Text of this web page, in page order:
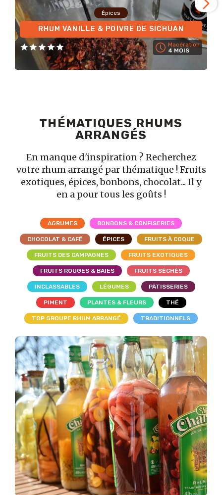
Épices
RHUM VANILLE & POIVRE DE SICHUAN
Macération
4 MOIS
THÉMATIQUES RHUMS
ARRANGÉS
En manque d'inspiration ? Recherchez
votre rhum arrangé par thématique ! Fruits
exotiques, épices, bonbons, chocolat... Il y
en a pour tous les goûts !
AGRUMES BONBONS & CONFISERIES
CHOCOLAT & CAFÉ ÉPICES FRUITS À COQUE
FRUITS DES CAMPAGNES FRUITS EXOTIQUES
FRUITS ROUGES & BAIES FRUITS SÉCHÉS
INCLASSABLES LÉGUMES PÂTISSERIES
PIMENT PLANTES & FLEURS THÉ
TOP GROUPE RHUM ARRANGÉ TRADITIONNELS